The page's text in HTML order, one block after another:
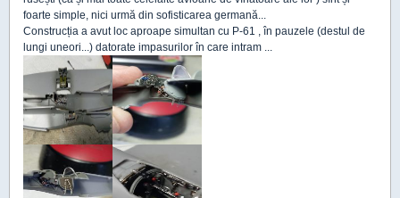
foarte simple, nici urmă din sofisticarea germană...
Construcția a avut loc aproape simultan cu P-61 , în pauzele (destul de
lungi uneori...) datorate impasurilor în care intram ...